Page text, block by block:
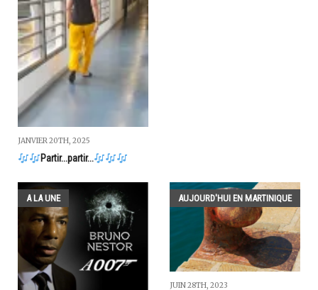
JANVIER 20TH, 2025
Partir...partir...
A LA UNE AUJOURD'HUI EN MARTINIQUE
JUIN 28TH, 2023